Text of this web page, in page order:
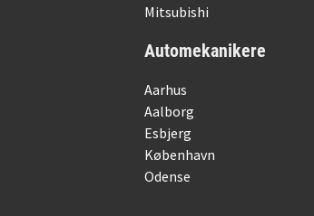
Mitsubishi
Automekanikere
Aarhus
Aalborg
Esbjerg
København
Odense